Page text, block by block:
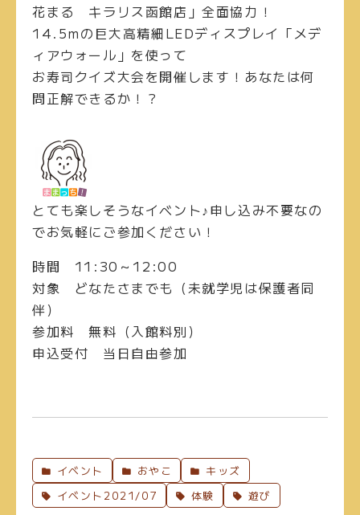
花まる キラリス函館店」全面協力！
14.5mの巨大高精細LEDディスプレイ「メデ
ィアウォール」を使って
お寿司クイズ大会を開催します！あなたは何
問正解できるか！？
とても楽しそうなイベント♪申し込み不要なの
でお気軽にご参加ください！
時間 11:30～12:00
対象 どなたさまでも（未就学児は保護者同
伴）
参加料 無料（入館料別）
申込受付 当日自由参加
イベント おやこ
キッズ
イベント2021/07
体験 遊び